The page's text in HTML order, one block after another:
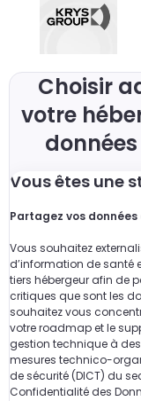
Choisir
votre
Vous êtes une
Partagez vos
Vous souhaitez
d’information de santé
tiers hébergeur afin de
critiques que sont les
souhaitez vous
votre roadmap et le
gestion technique à
mesures technico-
de sécurité (DICT) du
Confidentialité des